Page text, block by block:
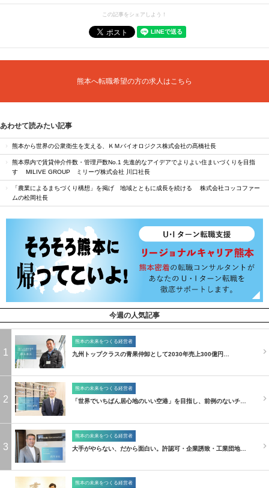
この記事をシェアしよう！
熊本へ転職希望の方の求人はこちら
あわせて読みたい記事
熊本から世界の公衆衛生を支える、ＫＭバイオロジクス株式会社の髙橋社長
熊本県内で賃貸仲介件数・管理戸数No.1 先進的なアイデアでよりよい住まいづくりを目指
す MILIVE GROUP ミリーヴ株式会社 川口社長
「農業によるまちづくり構想」を掲げ 地域とともに成長を続ける 株式会社コッコファー
ムの松岡社長
今週の人気記事
1
熊本の未来をつくる経営者
九州トップクラスの青果仲卸として2030年売上300億円…
2
熊本の未来をつくる経営者
「世界でいちばん居心地のいい空港」を目指し、前例のないチ…
3
熊本の未来をつくる経営者
大手がやらない、だから面白い。許認可・企業誘致・工業団地…
熊本の未来をつくる経営者